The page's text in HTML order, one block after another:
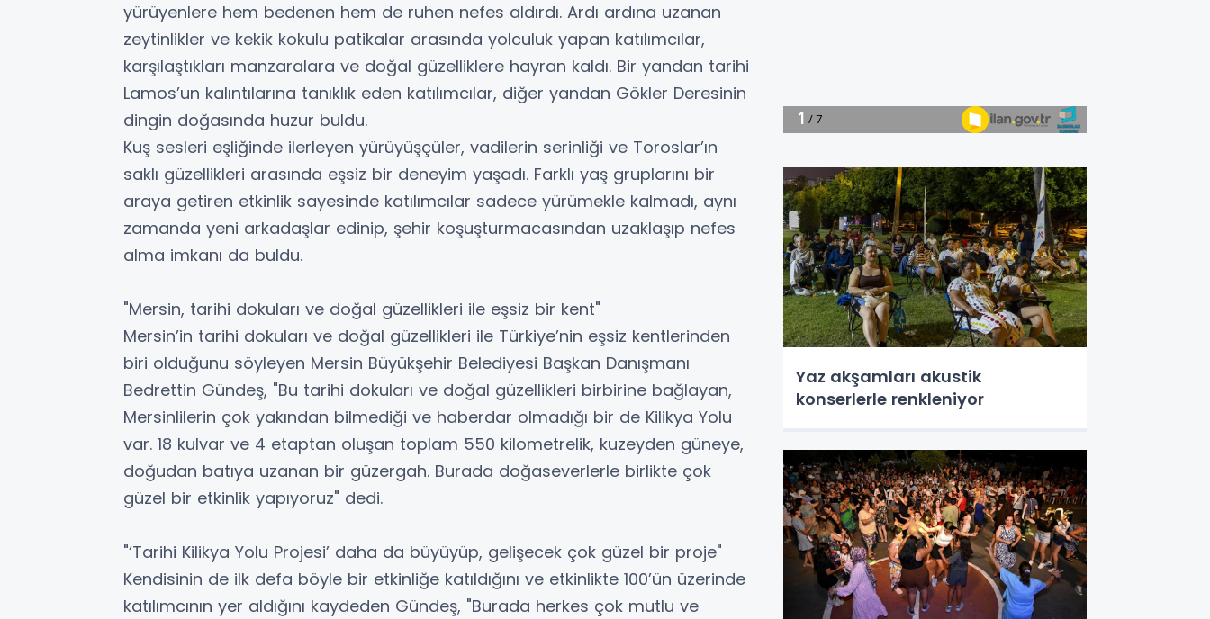
yürüyenlere hem bedenen hem de ruhen nefes aldırdı. Ardı ardına uzanan
zeytinlikler ve kekik kokulu patikalar arasında yolculuk yapan katılımcılar,
karşılaştıkları manzaralara ve doğal güzelliklere hayran kaldı. Bir yandan tarihi
Lamos’un kalıntılarına tanıklık eden katılımcılar, diğer yandan Gökler Deresinin
dingin doğasında huzur buldu.
Kuş sesleri eşliğinde ilerleyen yürüyüşçüler, vadilerin serinliği ve Toroslar’ın
saklı güzellikleri arasında eşsiz bir deneyim yaşadı. Farklı yaş gruplarını bir
araya getiren etkinlik sayesinde katılımcılar sadece yürümekle kalmadı, aynı
zamanda yeni arkadaşlar edinip, şehir koşuşturmacasından uzaklaşıp nefes
alma imkanı da buldu.
"Mersin, tarihi dokuları ve doğal güzellikleri ile eşsiz bir kent"
Mersin’in tarihi dokuları ve doğal güzellikleri ile Türkiye’nin eşsiz kentlerinden
biri olduğunu söyleyen Mersin Büyükşehir Belediyesi Başkan Danışmanı
Bedrettin Gündeş, "Bu tarihi dokuları ve doğal güzellikleri birbirine bağlayan,
Mersinlilerin çok yakından bilmediği ve haberdar olmadığı bir de Kilikya Yolu
var. 18 kulvar ve 4 etaptan oluşan toplam 550 kilometrelik, kuzeyden güneye,
doğudan batıya uzanan bir güzergah. Burada doğaseverlerle birlikte çok
güzel bir etkinlik yapıyoruz" dedi.
"‘Tarihi Kilikya Yolu Projesi’ daha da büyüyüp, gelişecek çok güzel bir proje"
Kendisinin de ilk defa böyle bir etkinliğe katıldığını ve etkinlikte 100’ün üzerinde
katılımcının yer aldığını kaydeden Gündeş, "Burada herkes çok mutlu ve
Yaz akşamları akustik
konserlerle renkleniyor